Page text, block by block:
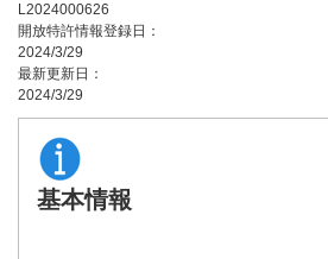
L2024000626
開放特許情報登録日：
2024/3/29
最新更新日：
2024/3/29
基本情報